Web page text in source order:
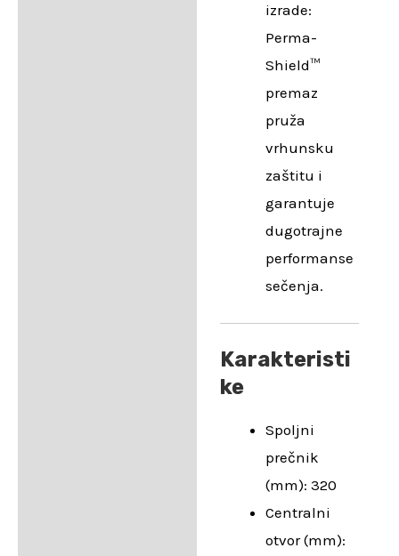
izrade:
Perma-
Shield™
premaz
pruža
vrhunsku
zaštitu i
garantuje
dugotrajne
performanse
sečenja.
Karakteristi
ke
Spoljni
prečnik
(mm): 320
Centralni
otvor (mm):